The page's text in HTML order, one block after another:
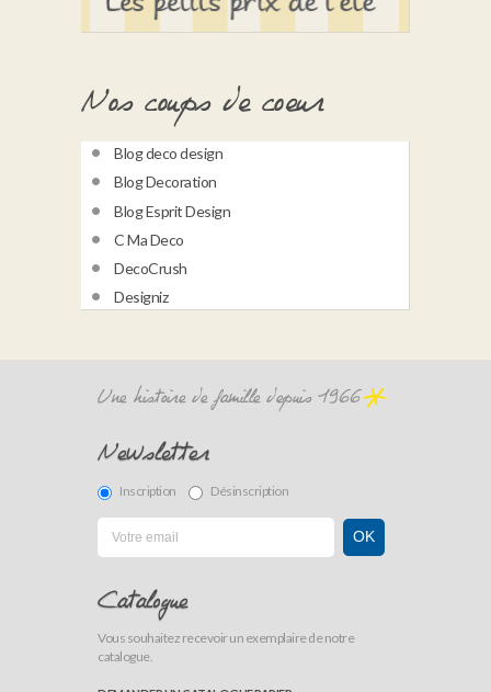
Nos coups de coeur
Blog deco design
Blog Decoration
Blog Esprit Design
C Ma Deco
DecoCrush
Designiz
Une histoire de famille depuis 1966
Newsletter
Inscription Désinscription
Catalogue
Vous souhaitez recevoir un exemplaire de notre
catalogue.